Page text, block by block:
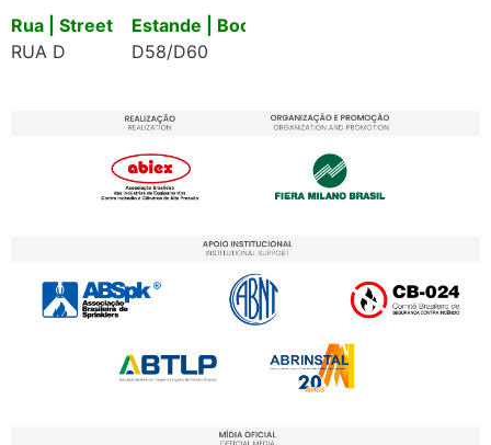
Rua | Street
RUA D
Estande | Booth
D58/D60